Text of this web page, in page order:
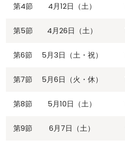
第4節 4月12日（土）
第5節 4月26日（土）
第6節 5月3日（土・祝）
第7節 5月6日（火・休）
第8節 5月10日（土）
第9節 6月7日（土）